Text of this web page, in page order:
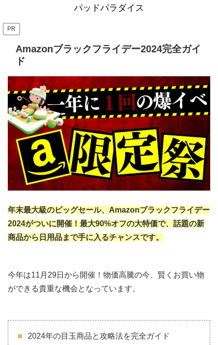
パッドパラダイス
PR
Amazonブラックフライデー2024完全ガイ
ド
年末最大級のビッグセール、Amazonブラックフライデー
2024がついに開催！最大90%オフの大特価で、話題の新
商品から日用品まで手に入るチャンスです。
今年は11月29日から開催！物価高騰の今、賢くお買い物
ができる貴重な機会となっています。
2024年の目玉商品と攻略法を完全ガイド